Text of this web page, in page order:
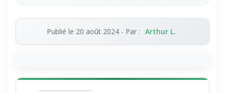
Publié le 20 août 2024- Par : Arthur L.